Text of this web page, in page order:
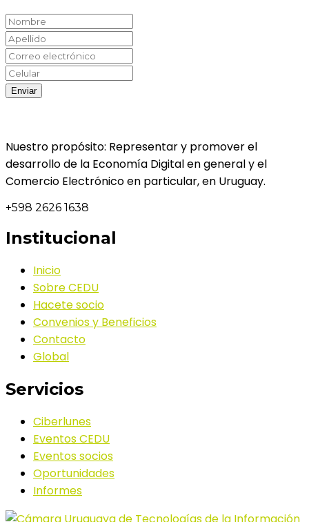
Nuestro propósito: Representar y promover el
desarrollo de la Economía Digital en general y el
Comercio Electrónico en particular, en Uruguay.
+598 2626 1638
Institucional
Inicio
Sobre CEDU
Hacete socio
Convenios y Beneficios
Contacto
Global
Servicios
Ciberlunes
Eventos CEDU
Eventos socios
Oportunidades
Informes